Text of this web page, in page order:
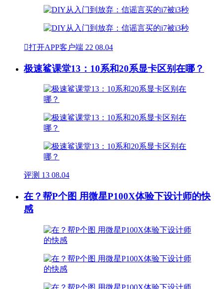
打开APP客户端 22 08.04
极速鲨课堂13：10系和20系显卡区别在哪？
评测 13 08.04
在？帮P个图 用微星P100X体验下设计师的快
感